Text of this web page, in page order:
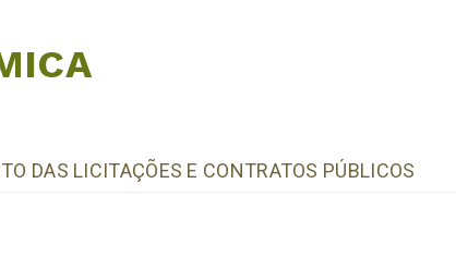
DAS LICITAÇÕES E CONTRATOS PÚBLICOS